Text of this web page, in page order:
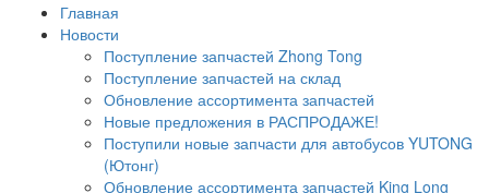
Главная
Новости
Поступление запчастей Zhong Tong
Поступление запчастей на склад
Обновление ассортимента запчастей
Новые предложения в РАСПРОДАЖЕ!
Поступили новые запчасти для автобусов YUTONG
(Ютонг)
Обновление ассортимента запчастей King Long